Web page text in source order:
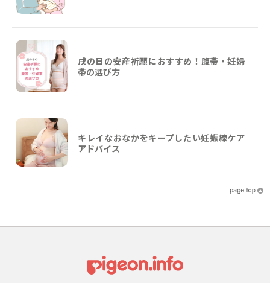
戌の日の安産祈願におすすめ！腹帯・妊婦
帯の選び方
キレイなおなかをキープしたい妊娠線ケア
アドバイス